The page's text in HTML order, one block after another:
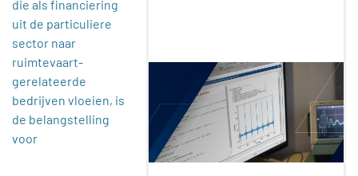
die als financiering
uit de particuliere
sector naar
ruimtevaart-
gerelateerde
bedrijven vloeien, is
de belangstelling
voor